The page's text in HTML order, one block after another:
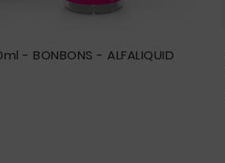
- BONBONS - ALFALIQUID